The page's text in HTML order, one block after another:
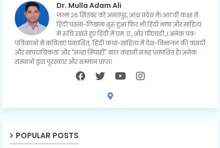
Dr. Mulla Adam Ali
जन्म 26 सितंबर को अनंतपुर, आंध्र प्रदेश में। आठवीं कक्षा से
हिंदी पढ़ना-लिखना शुरू हुआ फिर भी हिंदी भाषा और साहित्य
में रुचि रखते हुए हिंदी में एम. ए., और पीएचडी.,। अनेक पत्र-
पत्रिकाओं में कविताएं प्रकाशित, 'हिंदी कथा-साहित्य में देश-विभाजन की त्रासदी
और सांप्रदायिकता' और "नन्हा सिपाही" बाल कहानी संग्रह प्रकाशित है। अनेक
संस्थाओं द्वारा पुरस्कार और सम्मान प्राप्त।
POPULAR POSTS